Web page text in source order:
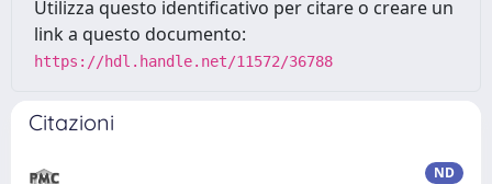
Utilizza questo identificativo per citare o creare un
link a questo documento:
https://hdl.handle.net/11572/36788
Citazioni
ND